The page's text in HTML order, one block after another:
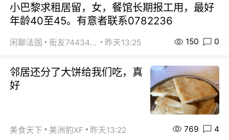
小巴黎求租居留，女，餐馆长期报工用，最好
年龄40至45。有意者联系0782236
闲聊法国 街友74434350 昨天13:25 150 0
邻居还分了大饼给我们吃，真
好
美食天下 美洲豹XF 昨天13:22 769 4